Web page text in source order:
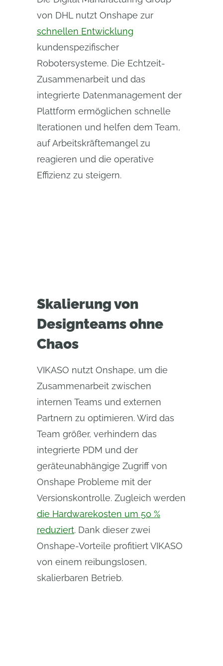
von DHL nutzt Onshape zur
schnellen Entwicklung
kundenspezifischer
Robotersysteme. Die Echtzeit-
Zusammenarbeit und das
integrierte Datenmanagement der
Plattform ermöglichen schnelle
Iterationen und helfen dem Team,
auf Arbeitskräftemangel zu
reagieren und die operative
Effizienz zu steigern.
Skalierung von
Designteams ohne
Chaos
VIKASO nutzt Onshape, um die
Zusammenarbeit zwischen
internen Teams und externen
Partnern zu optimieren. Wird das
Team größer, verhindern das
integrierte PDM und der
geräteunabhängige Zugriff von
Onshape Probleme mit der
Versionskontrolle. Zugleich werden
die Hardwarekosten um 50 %
reduziert. Dank dieser zwei
Onshape-Vorteile profitiert VIKASO
von einem reibungslosen,
skalierbaren Betrieb.